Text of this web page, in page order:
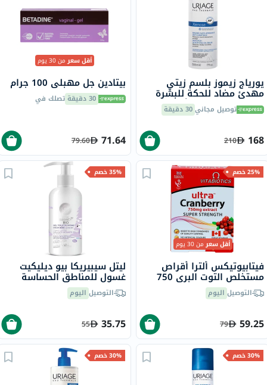
يورياج زيموز بلسم زيتي
مهدئ مضاد للحكة للبشرة
الجافة المعرضة للتأتب 500
مل توصيل مجاني30 دقيقة
168
210
أقل سعرمن 30 يوم
بيتادين جل مهبلي 100 جرام
30 دقيقة تصلك في
71.64
79.60
25% خصم
أقل سعرمن 30 يوم
فيتابيوتيكس ألترا أقراص
مستخلص التوت البري 750
ملجم لصحة الجهاز البولي، من
30التوصيل اليوم
59.25
79
35% خصم
ليتل سيبيريكا بيو ديليكيت
غسول للمناطق الحساسة
وفق 250 ملالتوصيل اليوم
35.75
55
30% خصم 30% خصم